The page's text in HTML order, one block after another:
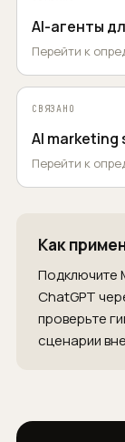
AI-агенты
Перейти к
СВЯЗАНО
AI marketing
Перейти к
Как
Подключите
ChatGPT
проверьте
сценарии